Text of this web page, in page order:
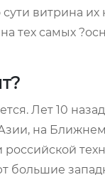
сути витрина
тех самых
Лет 10
на
российской
большие